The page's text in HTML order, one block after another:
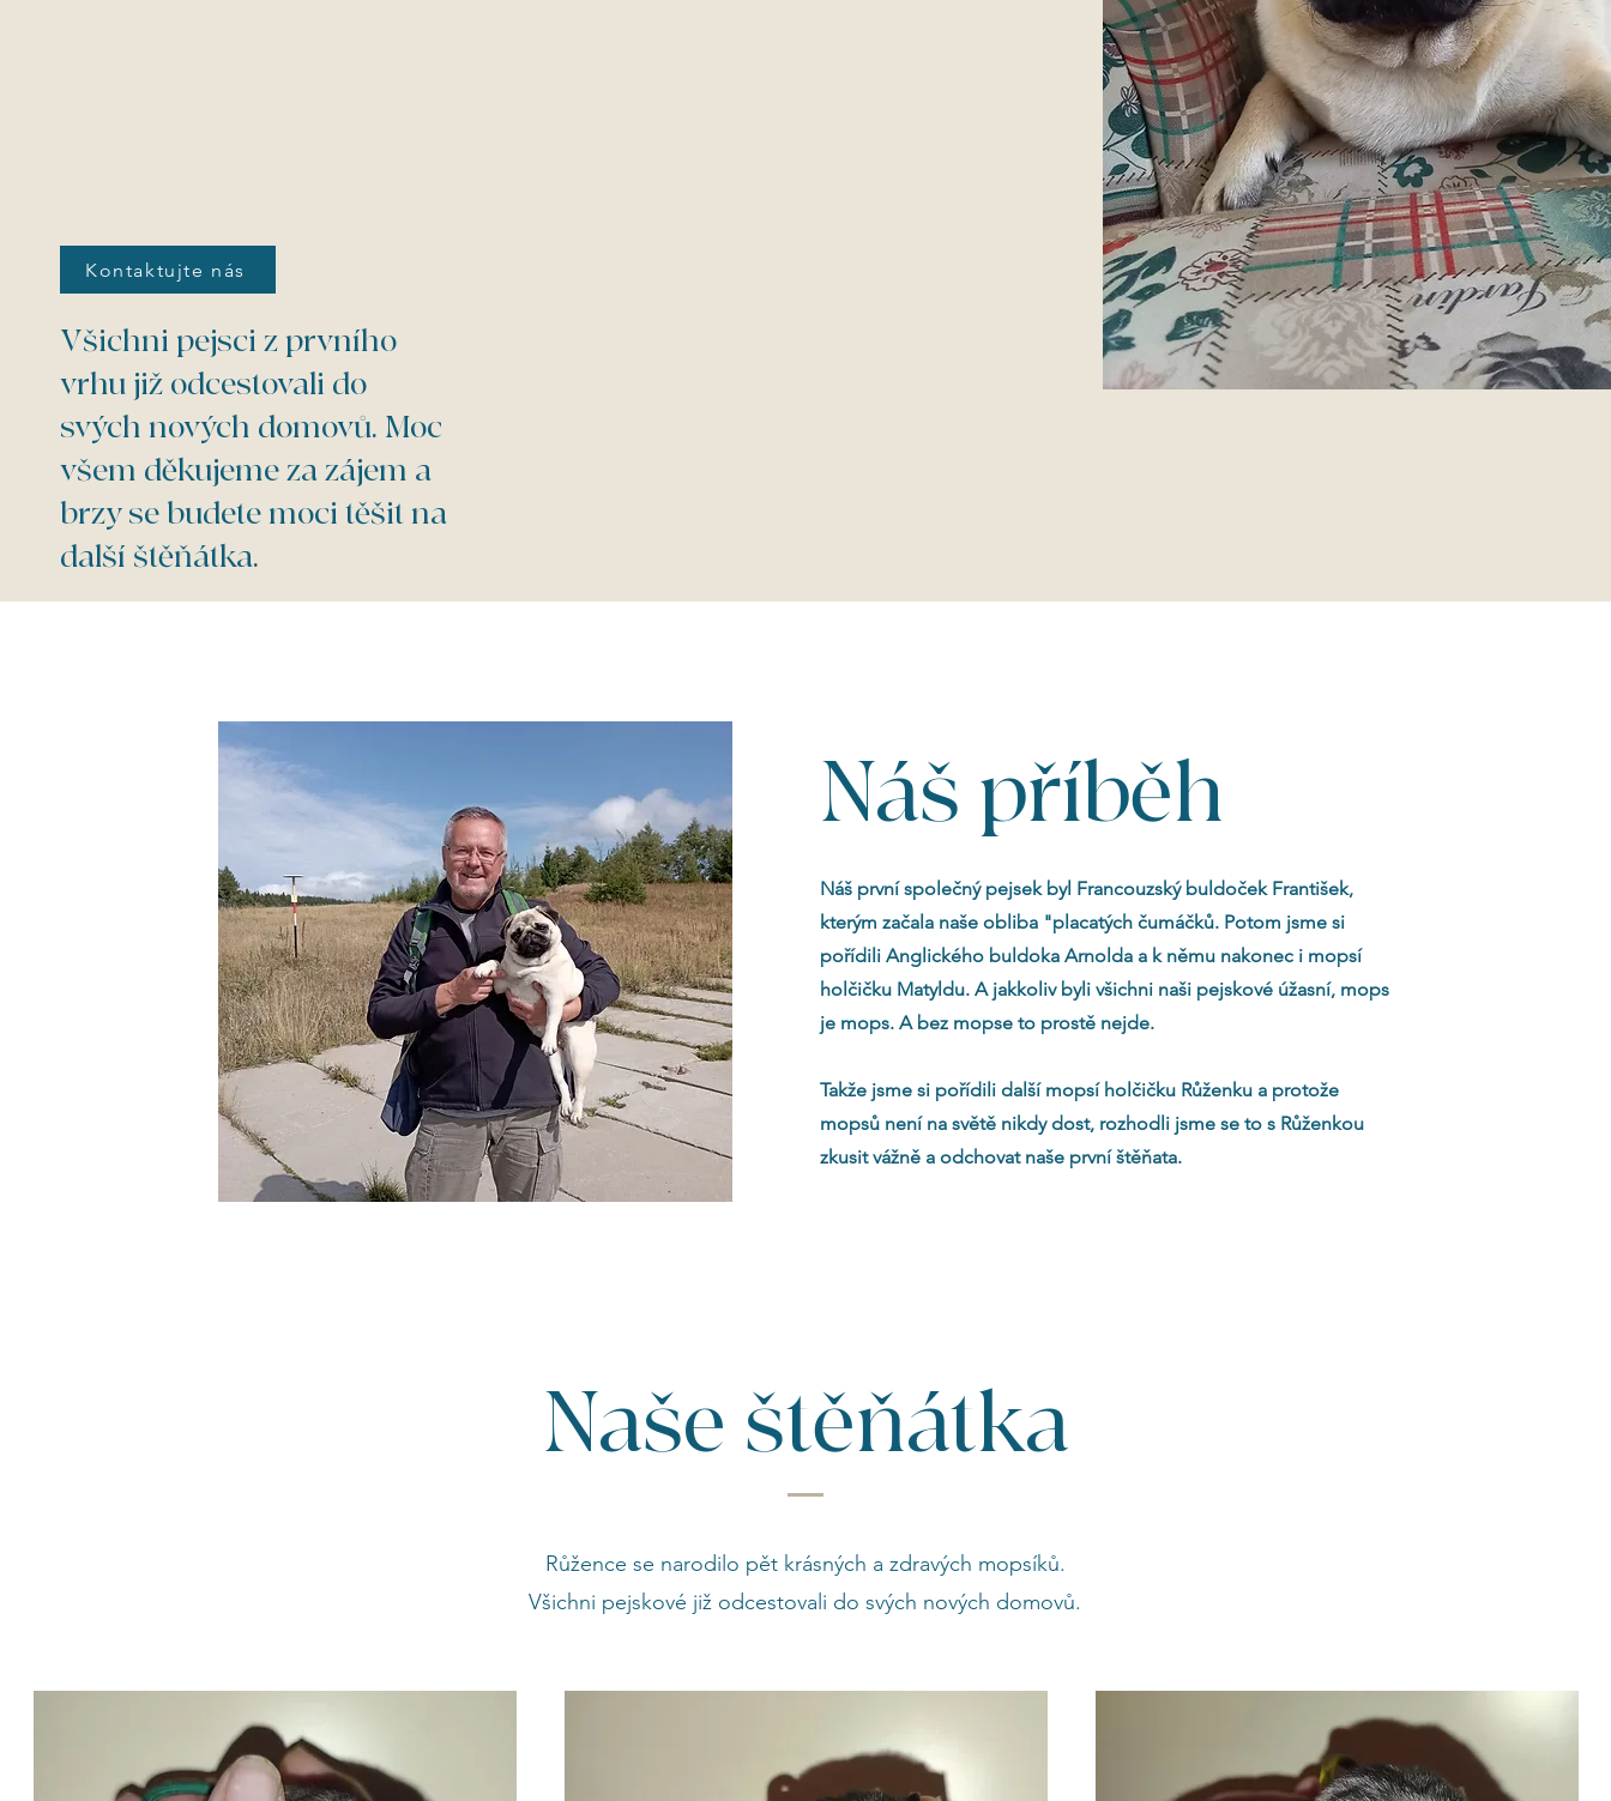
Kontaktujte nás
Všichni pejsci z prvního
vrhu již odcestovali do
svých nových domovů. Moc
všem děkujeme za zájem a
brzy se budete moci těšit na
další štěňátka.
Náš příběh
Náš první společný pejsek byl Francouzský buldoček František,
kterým začala naše obliba "placatých čumáčků. Potom jsme si
pořídili Anglického buldoka Arnolda a k němu nakonec i mopsí
holčičku Matyldu. A jakkoliv byli všichni naši pejskové úžasní, mops
je mops. A bez mopse to prostě nejde.
Takže jsme si pořídili další mopsí holčičku Růženku a protože
mopsů není na světě nikdy dost, rozhodli jsme se to s Růženkou
zkusit vážně a odchovat naše první štěňata.
Naše štěňátka
Růžence se narodilo pět krásných a zdravých mopsíků.
Všichni pejskové již odcestovali do svých nových domovů.